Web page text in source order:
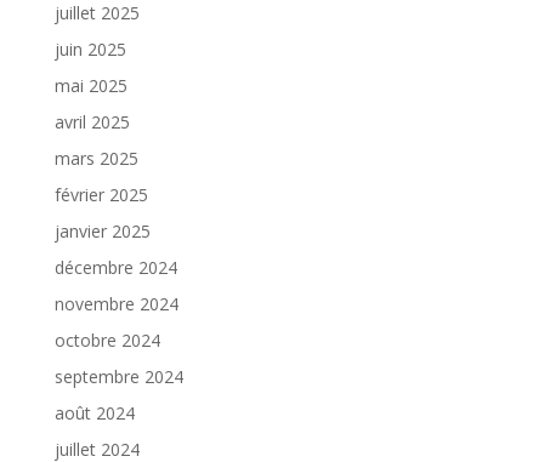
juillet 2025
juin 2025
mai 2025
avril 2025
mars 2025
février 2025
janvier 2025
décembre 2024
novembre 2024
octobre 2024
septembre 2024
août 2024
juillet 2024